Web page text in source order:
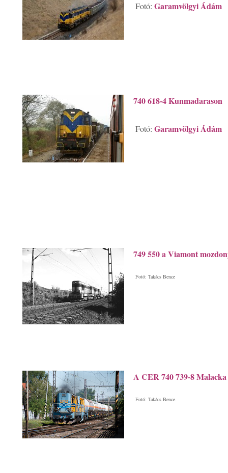
Fotó: Garamvölgyi Ádám
740 618-4 Kunmadarason
Fotó: Garamvölgyi Ádám
749 550 a Viamont
Fotó: Takács Bence
A CER 740 739-8
Fotó: Takács Bence